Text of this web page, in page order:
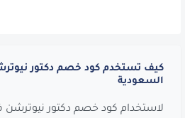
كيف تستخدم كود خصم دكتور
السعودية
لاستخدام كود خصم دكتور نيوترشن